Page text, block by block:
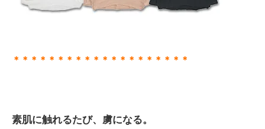
＊＊＊＊＊＊＊＊＊＊＊＊＊＊＊＊＊＊＊＊
素肌に触れるたび、虜になる。